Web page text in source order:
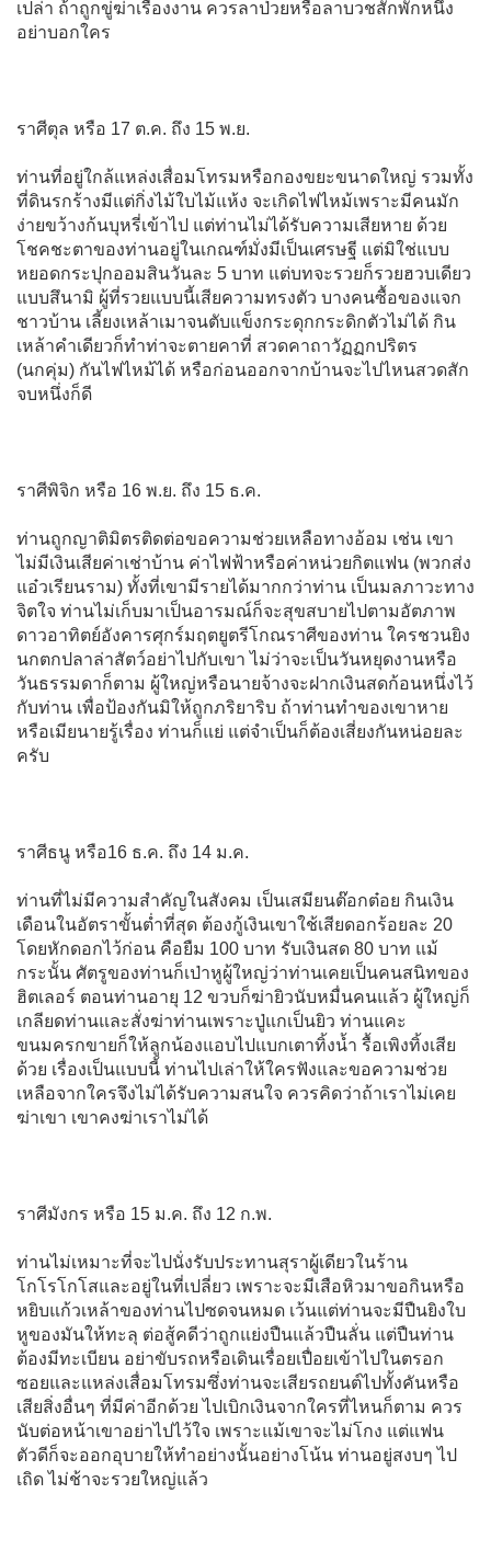
เปล่า ถ้าถูกขู่ฆ่าเรื่องงาน ควรลาป่วยหรือลาบวชสักพักหนึ่ง
อย่าบอกใคร
ราศีตุล หรือ 17 ต.ค. ถึง 15 พ.ย.
ท่านที่อยู่ใกล้แหล่งเสื่อมโทรมหรือกองขยะขนาดใหญ่ รวมทั้ง
ที่ดินรกร้างมีแต่กิ่งไม้ใบไม้แห้ง จะเกิดไฟไหม้เพราะมีคนมัก
ง่ายขว้างก้นบุหรี่เข้าไป แต่ท่านไม่ได้รับความเสียหาย ด้วย
โชคชะตาของท่านอยู่ในเกณฑ์มั่งมีเป็นเศรษฐี แต่มิใช่แบบ
หยอดกระปุกออมสินวันละ 5 บาท แต่บทจะรวยก็รวยฮวบเดียว
แบบสึนามิ ผู้ที่รวยแบบนี้เสียความทรงตัว บางคนซื้อของแจก
ชาวบ้าน เลี้ยงเหล้าเมาจนตับแข็งกระดุกกระดิกตัวไม่ได้ กิน
เหล้าคำเดียวก็ทำท่าจะตายคาที่ สวดคาถาวัฏฏกปริตร
(นกคุ่ม) กันไฟไหม้ได้ หรือก่อนออกจากบ้านจะไปไหนสวดสัก
จบหนึ่งก็ดี
ราศีพิจิก หรือ 16 พ.ย. ถึง 15 ธ.ค.
ท่านถูกญาติมิตรติดต่อขอความช่วยเหลือทางอ้อม เช่น เขา
ไม่มีเงินเสียค่าเช่าบ้าน ค่าไฟฟ้าหรือค่าหน่วยกิตแฟน (พวกส่ง
แอ๋วเรียนราม) ทั้งที่เขามีรายได้มากกว่าท่าน เป็นมลภาวะทาง
จิตใจ ท่านไม่เก็บมาเป็นอารมณ์ก็จะสุขสบายไปตามอัตภาพ
ดาวอาทิตย์อังคารศุกร์มฤตยูตรีโกณราศีของท่าน ใครชวนยิง
นกตกปลาล่าสัตว์อย่าไปกับเขา ไม่ว่าจะเป็นวันหยุดงานหรือ
วันธรรมดาก็ตาม ผู้ใหญ่หรือนายจ้างจะฝากเงินสดก้อนหนึ่งไว้
กับท่าน เพื่อป้องกันมิให้ถูกภริยาริบ ถ้าท่านทำของเขาหาย
หรือเมียนายรู้เรื่อง ท่านก็แย่ แต่จำเป็นก็ต้องเสี่ยงกันหน่อยละ
ครับ
ราศีธนู หรือ16 ธ.ค. ถึง 14 ม.ค.
ท่านที่ไม่มีความสำคัญในสังคม เป็นเสมียนต๊อกต๋อย กินเงิน
เดือนในอัตราขั้นต่ำที่สุด ต้องกู้เงินเขาใช้เสียดอกร้อยละ 20
โดยหักดอกไว้ก่อน คือยืม 100 บาท รับเงินสด 80 บาท แม้
กระนั้น ศัตรูของท่านก็เป่าหูผู้ใหญ่ว่าท่านเคยเป็นคนสนิทของ
ฮิตเลอร์ ตอนท่านอายุ 12 ขวบก็ฆ่ายิวนับหมื่นคนแล้ว ผู้ใหญ่ก็
เกลียดท่านและสั่งฆ่าท่านเพราะปู่แกเป็นยิว ท่านแคะ
ขนมครกขายก็ให้ลูกน้องแอบไปแบกเตาทิ้งน้ำ รื้อเพิงทิ้งเสีย
ด้วย เรื่องเป็นแบบนี้ ท่านไปเล่าให้ใครฟังและขอความช่วย
เหลือจากใครจึงไม่ได้รับความสนใจ ควรคิดว่าถ้าเราไม่เคย
ฆ่าเขา เขาคงฆ่าเราไม่ได้
ราศีมังกร หรือ 15 ม.ค. ถึง 12 ก.พ.
ท่านไม่เหมาะที่จะไปนั่งรับประทานสุราผู้เดียวในร้าน
โกโรโกโสและอยู่ในที่เปลี่ยว เพราะจะมีเสือหิวมาขอกินหรือ
หยิบแก้วเหล้าของท่านไปซดจนหมด เว้นแต่ท่านจะมีปืนยิงใบ
หูของมันให้ทะลุ ต่อสู้คดีว่าถูกแย่งปืนแล้วปืนลั่น แต่ปืนท่าน
ต้องมีทะเบียน อย่าขับรถหรือเดินเรื่อยเปื่อยเข้าไปในตรอก
ซอยและแหล่งเสื่อมโทรมซึ่งท่านจะเสียรถยนต์ไปทั้งคันหรือ
เสียสิ่งอื่นๆ ที่มีค่าอีกด้วย ไปเบิกเงินจากใครที่ไหนก็ตาม ควร
นับต่อหน้าเขาอย่าไปไว้ใจ เพราะแม้เขาจะไม่โกง แต่แฟน
ตัวดีก็จะออกอุบายให้ทำอย่างนั้นอย่างโน้น ท่านอยู่สงบๆ ไป
เถิด ไม่ช้าจะรวยใหญ่แล้ว